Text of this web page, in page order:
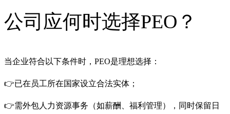
公司应何时选择PEO？
当企业符合以下条件时，PEO是理想选择：
👉已在员工所在国家设立合法实体；
👉需外包人力资源事务（如薪酬、福利管理），同时保留日